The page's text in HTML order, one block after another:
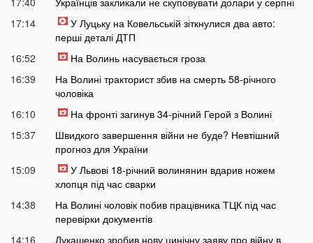
17:14
У Луцьку на Ковельській зіткнулися два авто:
перші деталі ДТП
16:52
На Волинь насувається гроза
16:39
На Волині тракторист збив на смерть 58-річного
чоловіка
16:10
На фронті загинув 34-річний Герой з Волині
15:37
Швидкого завершення війни не буде? Невтішний
прогноз для України
15:09
У Львові 18-річний волинянин вдарив ножем
хлопця під час сварки
14:38
На Волині чоловік побив працівника ТЦК під час
перевірки документів
14:16
Лукашенко зробив нову цинічну заяву про війну в